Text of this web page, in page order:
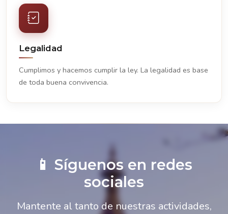
Legalidad
Cumplimos y hacemos cumplir la ley. La legalidad es base
de toda buena convivencia.
📱 Síguenos en redes
sociales
Mantente al tanto de nuestras actividades,